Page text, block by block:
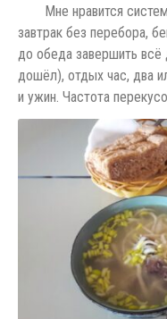
Мне нравится
завтрак без перебора,
до обеда завершить всё
дошёл), отдых час, два
и ужин. Частота